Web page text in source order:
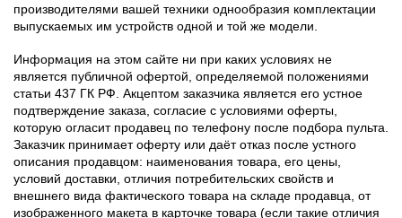
производителями вашей техники однообразия комплектации
выпускаемых им устройств одной и той же модели.
Информация на этом сайте ни при каких условиях не
является публичной офертой, определяемой положениями
статьи 437 ГК РФ. Акцептом заказчика является его устное
подтверждение заказа, согласие с условиями оферты,
которую огласит продавец по телефону после подбора пульта.
Заказчик принимает оферту или даёт отказ после устного
описания продавцом: наименования товара, его цены,
условий доставки, отличия потребительских свойств и
внешнего вида фактического товара на складе продавца, от
изображенного макета в карточке товара (если такие отличия